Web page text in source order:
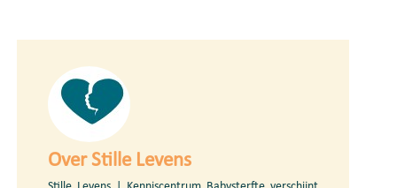
Over Stille Levens